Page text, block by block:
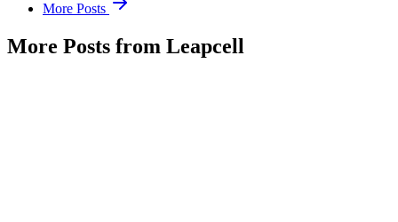
More Posts
More Posts from Leapcell